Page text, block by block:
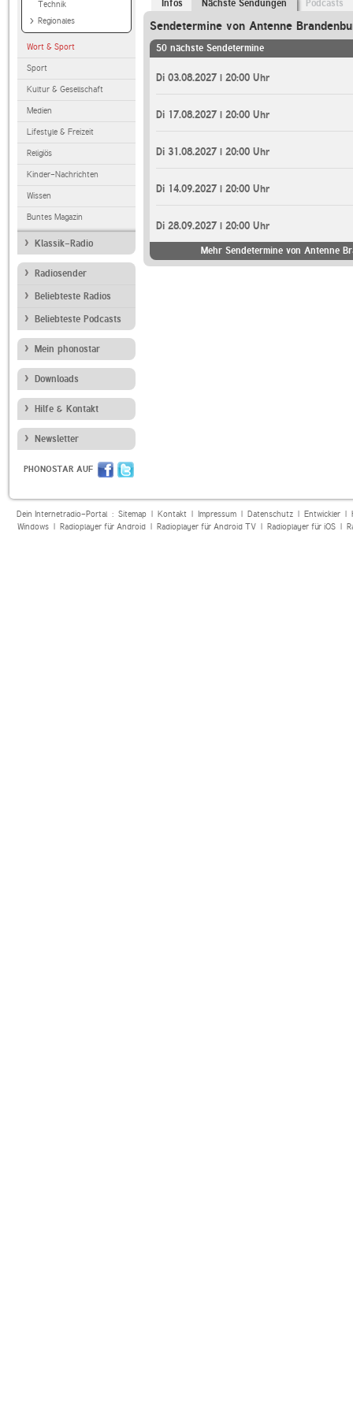
Technik
Regionales
Wort & Sport
Sport
Kultur & Gesellschaft
Medien
Lifestyle & Freizeit
Religiös
Kinder-Nachrichten
Wissen
Buntes Magazin
Klassik-Radio
Radiosender
Beliebteste Radios
Beliebteste Podcasts
Mein phonostar
Downloads
Hilfe & Kontakt
Newsletter
PHONOSTAR AUF
Infos Nächste Sendungen Podcasts
Sendetermine von Antenne
50 nächste Sendetermine
Di 03.08.2027 | 20:00 Uhr
Di 17.08.2027 | 20:00 Uhr
Di 31.08.2027 | 20:00 Uhr
Di 14.09.2027 | 20:00 Uhr
Di 28.09.2027 | 20:00 Uhr
Mehr Sendetermine von Antenne
Dein Internetradio-Portal : Sitemap| Kontakt| Impressum| Datenschutz| Entwickler|
Windows| Radioplayer für Android| Radioplayer für Android TV| Radioplayer für iOS|